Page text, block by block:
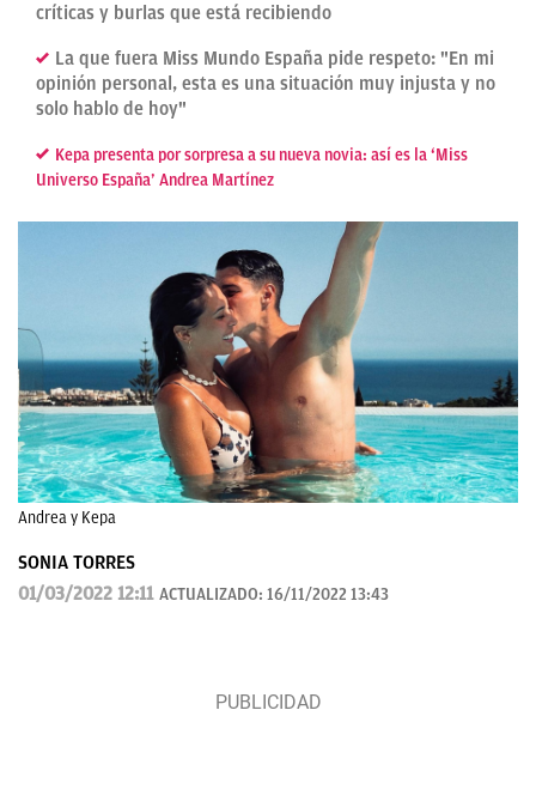
críticas y burlas que está recibiendo
La que fuera Miss Mundo España pide respeto: "En mi
opinión personal, esta es una situación muy injusta y no
solo hablo de hoy"
Kepa presenta por sorpresa a su nueva novia: así es la ‘Miss
Universo España’ Andrea Martínez
Andrea y Kepa
SONIA TORRES
01/03/2022 12:11 ACTUALIZADO: 16/11/2022 13:43